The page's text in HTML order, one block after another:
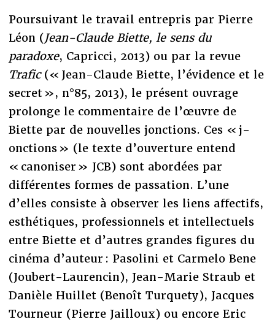
Poursuivant le travail entrepris par Pierre
Léon (Jean-Claude Biette, le sens du
paradoxe, Capricci, 2013) ou par la revue
Trafic(« Jean-Claude Biette, l’évidence et le
secret », n°85, 2013), le présent ouvrage
prolonge le commentaire de l’œuvre de
Biette par de nouvelles jonctions. Ces « j-
onctions » (le texte d’ouverture entend
« canoniser » JCB) sont abordées par
différentes formes de passation. L’une
d’elles consiste à observer les liens affectifs,
esthétiques, professionnels et intellectuels
entre Biette et d’autres grandes figures du
cinéma d’auteur : Pasolini et Carmelo Bene
(Joubert-Laurencin), Jean-Marie Straub et
Danièle Huillet (Benoît Turquety), Jacques
Tourneur (Pierre Jailloux) ou encore Eric